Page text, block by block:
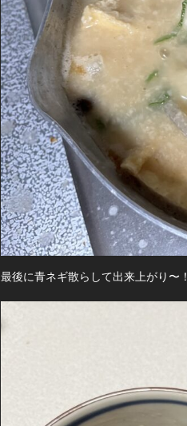
最後に青ネギ散らして出来上がり〜！